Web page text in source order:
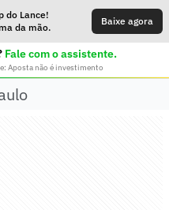
do Lance!
da mão.
Baixe agora
Fale com o assistente.
Aposta não é investimento